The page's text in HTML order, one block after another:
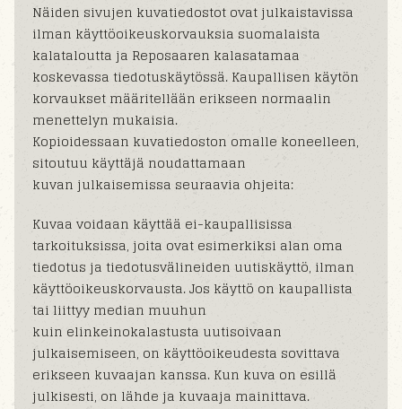
Näiden sivujen kuvatiedostot ovat julkaistavissa
ilman käyttöoikeuskorvauksia suomalaista
kalataloutta ja Reposaaren kalasatamaa
koskevassa tiedotuskäytössä. Kaupallisen käytön
korvaukset määritellään erikseen normaalin
menettelyn mukaisia.
Kopioidessaan kuvatiedoston omalle koneelleen,
sitoutuu käyttäjä noudattamaan
kuvan julkaisemissa seuraavia ohjeita:
Kuvaa voidaan käyttää ei-kaupallisissa
tarkoituksissa, joita ovat esimerkiksi alan oma
tiedotus ja tiedotusvälineiden uutiskäyttö, ilman
käyttöoikeuskorvausta. Jos käyttö on kaupallista
tai liittyy median muuhun
kuin elinkeinokalastusta uutisoivaan
julkaisemiseen, on käyttöoikeudesta sovittava
erikseen kuvaajan kanssa. Kun kuva on esillä
julkisesti, on lähde ja kuvaaja mainittava.